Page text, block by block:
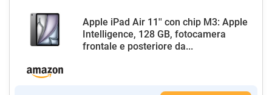
Apple iPad Air 11'' con chip M3: Apple
Intelligence, 128 GB, fotocamera
frontale e posteriore da...